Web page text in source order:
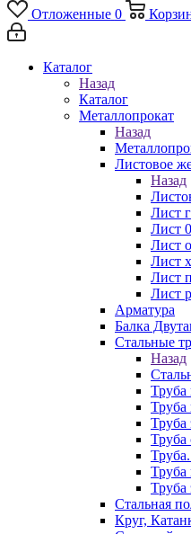
Отложенные 0
Каталог
Назад
Каталог
Металлопрокат
Назад
Листовое
Назад
Лист
Лист
Лист
Лист
Лист
Лист
Арматура
Балка
Стальные
Назад
Труба
Труба
Труба
Труба
Труба
Труба
Стальная
Круг,